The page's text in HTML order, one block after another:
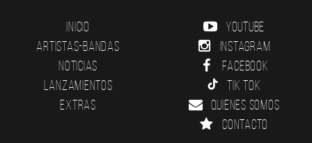
Inicio
Artistas-Bandas
Noticias
Lanzamientos
Extras
YouTube
Instagram
Facebook
Tik Tok
Quienes somos
Contacto